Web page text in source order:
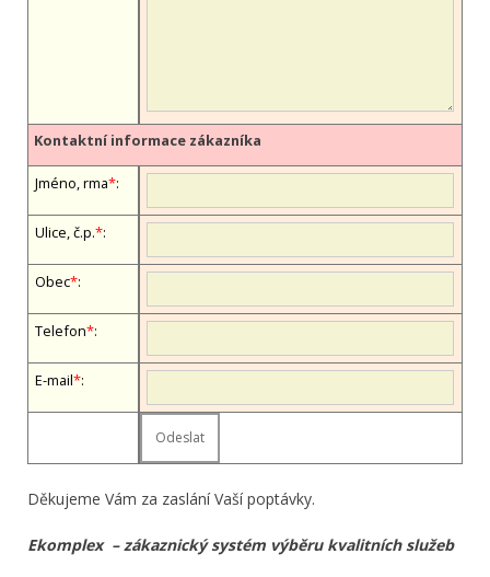
Kontaktní informace zákazníka
Jméno, firma*:
Ulice, č.p.*:
Obec*:
Telefon*:
E-mail*:
Děkujeme Vám za zaslání Vaší poptávky.
Ekomplex – zákaznický systém výběru kvalitních služeb